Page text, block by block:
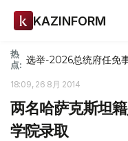
KAZINFORM
热
点: 选举-2026总统府任免
18:09, 26 8月 2014
两名哈萨克斯坦
学院录取